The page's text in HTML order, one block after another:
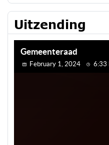
Uitzending